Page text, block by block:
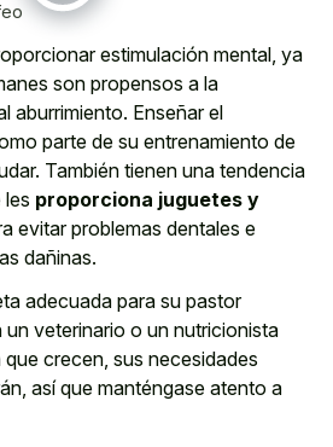
estimulación mental, ya
son propensos a la
aburrimiento. Enseñar el
parte de su entrenamiento de
También tienen una tendencia
les proporciona juguetes y
evitar problemas dentales e
dañinas.
adecuada para su pastor
veterinario o un nutricionista
crecen, sus necesidades
así que manténgase atento a